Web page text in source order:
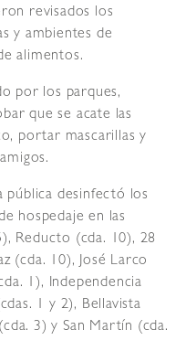
revisados los
y ambientes de
alimentos.
por los parques,
que se acate las
portar mascarillas y
pública desinfectó los
hospedaje en las
Reducto (cda. 10), 28
(cda. 10), José Larco
1), Independencia
1 y 2), Bellavista
3) y San Martín (cda.